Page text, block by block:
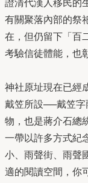
證清代漢人移民的
有關聚落內部的祭
在，但仍留下「百
考驗信徒體能，也
神社原址現在已經
戴笠所設──戴笠字
物，也是蔣介石總
一帶以許多方式紀
小、雨聲街、雨聲
適的閱讀空間，你